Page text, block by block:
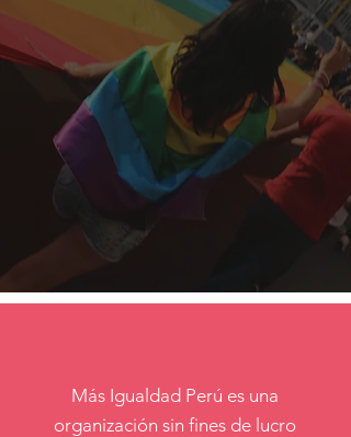
Más Igualdad Perú es una
organización sin fines de lucro